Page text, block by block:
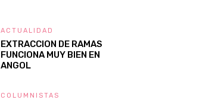
ACTUALIDAD
EXTRACCION DE RAMAS
FUNCIONA MUY BIEN EN
ANGOL
COLUMNISTAS